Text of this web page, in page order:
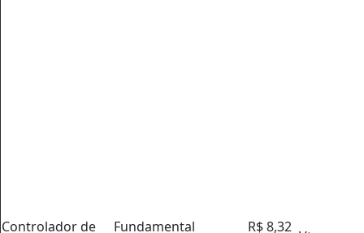
Controlador de
Fundamental
R$ 8,32